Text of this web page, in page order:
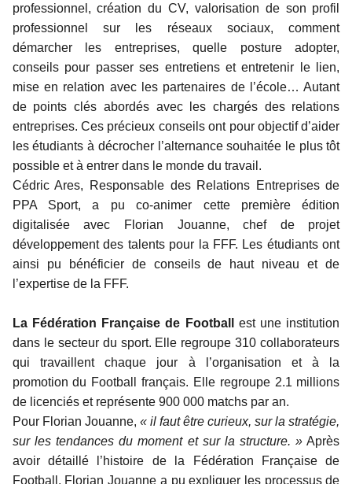
professionnel, création du CV, valorisation de son profil
professionnel sur les réseaux sociaux, comment
démarcher les entreprises, quelle posture adopter,
conseils pour passer ses entretiens et entretenir le lien,
mise en relation avec les partenaires de l’école… Autant
de points clés abordés avec les chargés des relations
entreprises. Ces précieux conseils ont pour objectif d’aider
les étudiants à décrocher l’alternance souhaitée le plus tôt
possible et à entrer dans le monde du travail.
Cédric Ares, Responsable des Relations Entreprises de
PPA Sport, a pu co-animer cette première édition
digitalisée avec Florian Jouanne, chef de projet
développement des talents pour la FFF. Les étudiants ont
ainsi pu bénéficier de conseils de haut niveau et de
l’expertise de la FFF.
La Fédération Française de Football
est une institution
dans le secteur du sport. Elle regroupe 310 collaborateurs
qui travaillent chaque jour à l’organisation et à la
promotion du Football français. Elle regroupe 2.1 millions
de licenciés et représente 900 000 matchs par an.
Pour Florian Jouanne, « il faut être curieux, sur la stratégie,
sur les tendances du moment et sur la structure. » Après
avoir détaillé l’histoire de la Fédération Française de
Football, Florian Jouanne a pu expliquer les processus de